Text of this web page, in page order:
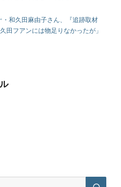
・和久田麻由子さん、『追跡取材
フアンには物足りなかったが」